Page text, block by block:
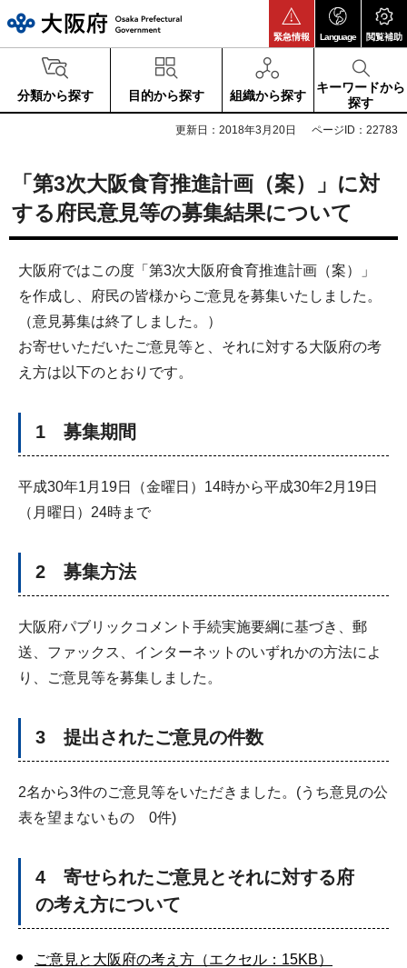
緊急情報 Language 閲覧補助
分類から探す 目的から探す 組織から探す
キーワードから
探す
更新日：2018年3月20日 ページID：22783
「第3次大阪食育推進計画（案）」に対
する府民意見等の募集結果について
大阪府ではこの度「第3次大阪府食育推進計画（案）」
を作成し、府民の皆様からご意見を募集いたしました。
（意見募集は終了しました。）
お寄せいただいたご意見等と、それに対する大阪府の考
え方は以下のとおりです。
1 募集期間
平成30年1月19日（金曜日）14時から平成30年2月19日
（月曜日）24時まで
2 募集方法
大阪府パブリックコメント手続実施要綱に基づき、郵
送、ファックス、インターネットのいずれかの方法によ
り、ご意見等を募集しました。
3 提出されたご意見の件数
2名から3件のご意見等をいただきました。(うち意見の公
表を望まないもの 0件)
4 寄せられたご意見とそれに対する府
の考え方について
ご意見と大阪府の考え方（エクセル：15KB）